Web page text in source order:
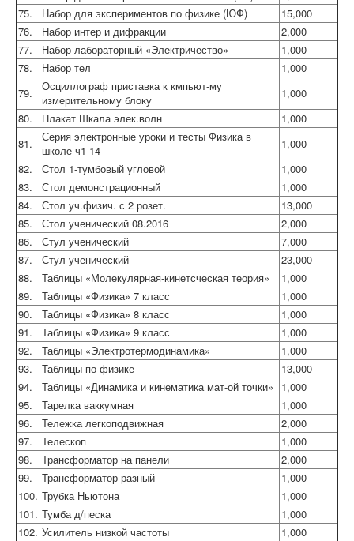
75.
Набор для экспериментов по физике (ЮФ)
15,000
76.
Набор интер и дифракции
2,000
77.
Набор лабораторный «Электричество»
1,000
78.
Набор тел
1,000
79.
Осциллограф приставка к кмпьют-му
измерительному блоку
1,000
80.
Плакат Шкала элек.волн
1,000
81.
Серия электронные уроки и тесты Физика в
школе ч1-14
1,000
82.
Стол 1-тумбовый угловой
1,000
83.
Стол демонстрационный
1,000
84.
Стол уч.физич. с 2 розет.
13,000
85.
Стол ученический 08.2016
2,000
86.
Стул ученический
7,000
87.
Стул ученический
23,000
88.
Таблицы «Молекулярная-кинетсческая теория»
1,000
89.
Таблицы «Физика» 7 класс
1,000
90.
Таблицы «Физика» 8 класс
1,000
91.
Таблицы «Физика» 9 класс
1,000
92.
Таблицы «Электротермодинамика»
1,000
93.
Таблицы по физике
13,000
94.
Таблицы «Динамика и кинематика мат-ой точки»
1,000
95.
Тарелка ваккумная
1,000
96.
Тележка легкоподвижная
2,000
97.
Телескоп
1,000
98.
Трансформатор на панели
2,000
99.
Трансформатор разный
1,000
100. Трубка Ньютона
1,000
101. Тумба д/песка
1,000
102. Усилитель низкой частоты
1,000